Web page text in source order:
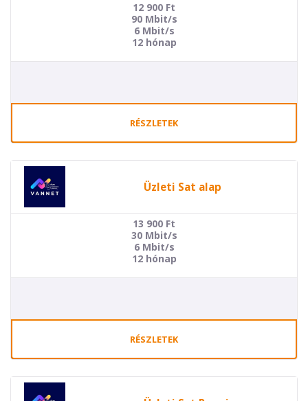
12 900 Ft
90 Mbit/s
6 Mbit/s
12 hónap
RÉSZLETEK
Üzleti Sat alap
13 900 Ft
30 Mbit/s
6 Mbit/s
12 hónap
RÉSZLETEK